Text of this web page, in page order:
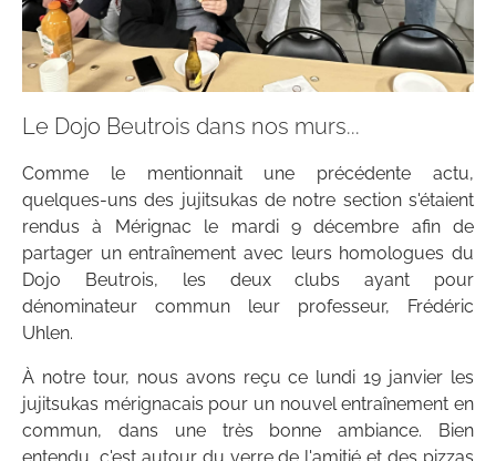
Le Dojo Beutrois dans nos murs...
Comme le mentionnait une précédente actu,
quelques-uns des jujitsukas de notre section s'étaient
rendus à Mérignac le mardi 9 décembre afin de
partager un entraînement avec leurs homologues du
Dojo Beutrois, les deux clubs ayant pour
dénominateur commun leur professeur, Frédéric
Uhlen.
À notre tour, nous avons reçu ce lundi 19 janvier les
jujitsukas mérignacais pour un nouvel entraînement en
commun, dans une très bonne ambiance. Bien